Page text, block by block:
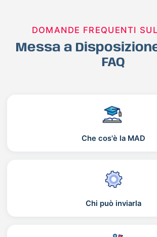
DOMANDE FREQUENTI
Messa a
FAQ
Che cos'è la MAD
Chi può inviarla